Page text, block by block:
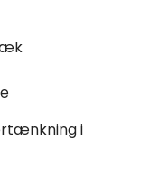
i